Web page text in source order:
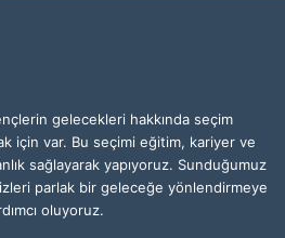
gelecekleri hakkında seçim
için var. Bu seçimi eğitim, kariyer ve
sağlayarak yapıyoruz. Sunduğumuz
parlak bir geleceğe yönlendirmeye
oluyoruz.